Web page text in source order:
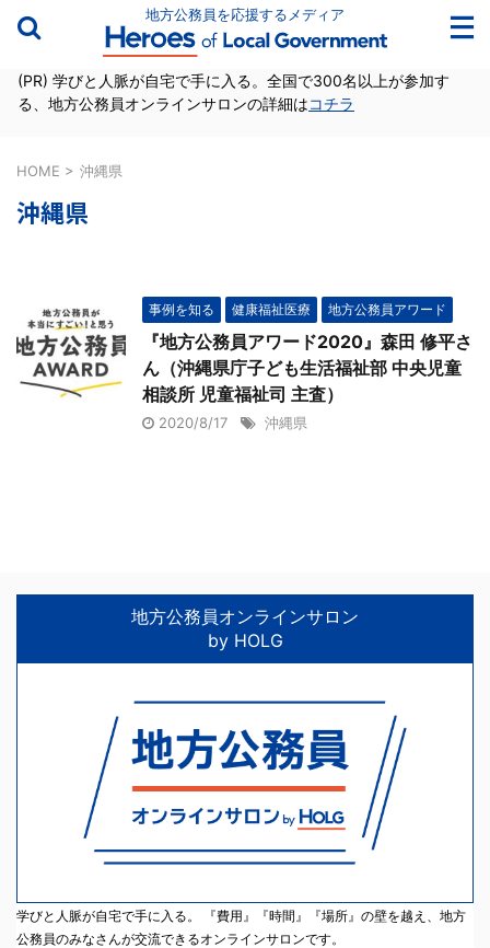
地方公務員を応援するメディア
(PR) 学びと人脈が自宅で手に入る。全国で300名以上が参加す
る、地方公務員オンラインサロンの詳細はコチラ
HOME > 沖縄県
沖縄県
事例を知る 健康福祉医療 地方公務員アワード
『地方公務員アワード2020』森田 修平さ
ん（沖縄県庁子ども生活福祉部 中央児童
相談所 児童福祉司 主査）
2020/8/17 沖縄県
地方公務員オンラインサロン
by HOLG
学びと人脈が自宅で手に入る。 『費用』『時間』『場所』の壁を越え、地方
公務員のみなさんが交流できるオンラインサロンです。